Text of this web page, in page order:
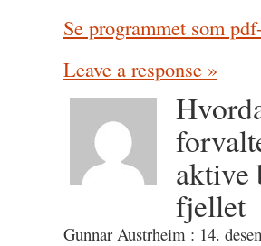
Se programmet som
Leave a response »
aktive
fjellet
Gunnar Austrheim : 14.